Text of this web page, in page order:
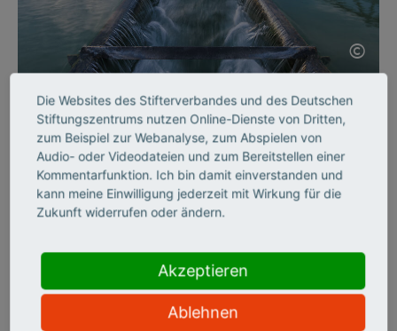
©
SCIENCE ENTREPRENEURSHIP
Intelligente Sensoren
Wasserproben in Sekundenschnelle analysieren? Die Sensoren
des jungen Start-ups InProSens machen es möglich. Teil 3
unserer Reihe Gründerporträts.
Die Websites des Stifterverbandes und des Deutschen
Stiftungszentrums nutzen Online-Dienste von Dritten,
zum Beispiel zur Webanalyse, zum Abspielen von
Audio- oder Videodateien und zum Bereitstellen einer
Kommentarfunktion. Ich bin damit einverstanden und
kann meine Einwilligung jederzeit mit Wirkung für die
Zukunft widerrufen oder ändern.
Akzeptieren
Ablehnen